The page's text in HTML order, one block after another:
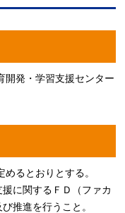
発・学習支援センター
るとおりとする。
援に関するＦＤ（ファカ
推進を行うこと。